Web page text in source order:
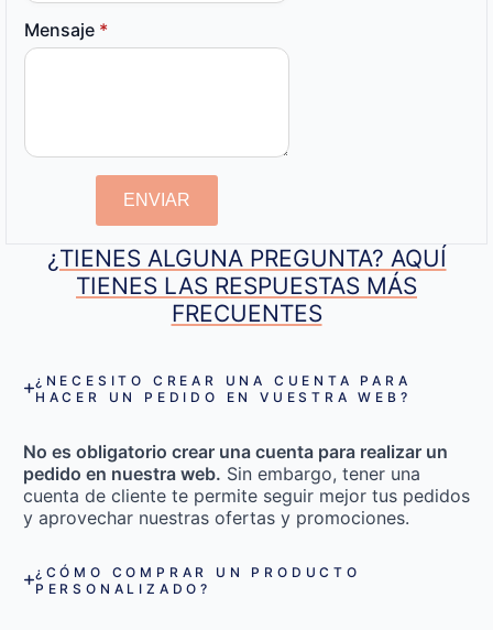
Mensaje *
ENVIAR
¿TIENES ALGUNA PREGUNTA? AQUÍ
TIENES LAS RESPUESTAS MÁS
FRECUENTES
¿NECESITO CREAR UNA CUENTA PARA
HACER UN PEDIDO EN VUESTRA WEB?
No es obligatorio crear una cuenta para realizar un
pedido en nuestra web. Sin embargo, tener una
cuenta de cliente te permite seguir mejor tus pedidos
y aprovechar nuestras ofertas y promociones.
¿CÓMO COMPRAR UN PRODUCTO
PERSONALIZADO?